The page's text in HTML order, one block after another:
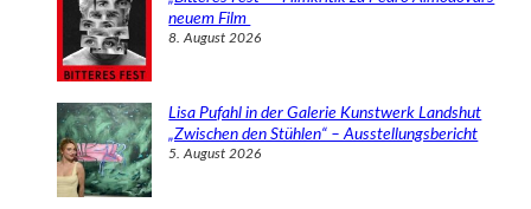
neuem Film
8. August 2026
Lisa Pufahl in der Galerie Kunstwerk Landshut
„Zwischen den Stühlen“ – Ausstellungsbericht
5. August 2026